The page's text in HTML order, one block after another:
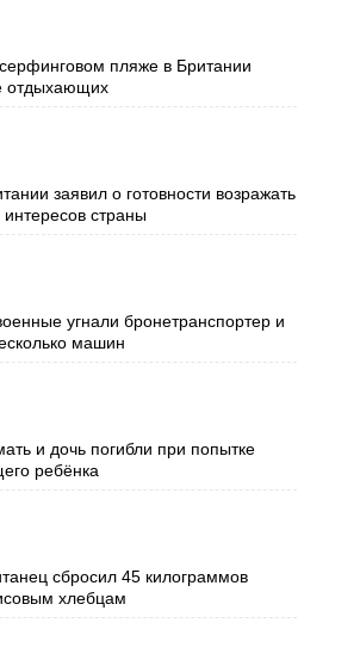
пляже в Британии
отдыхающих
заявил о готовности возражать
страны
угнали бронетранспортер и
машин
и дочь погибли при попытке
ребёнка
сбросил 45 килограммов
хлебцам